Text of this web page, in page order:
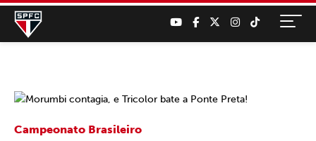
Campeonato Brasileiro